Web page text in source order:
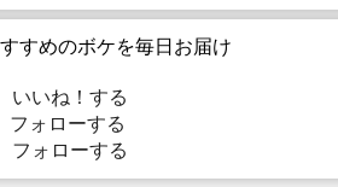
すめのボケを毎日お届け
いいね！する
ォローする
フォローする